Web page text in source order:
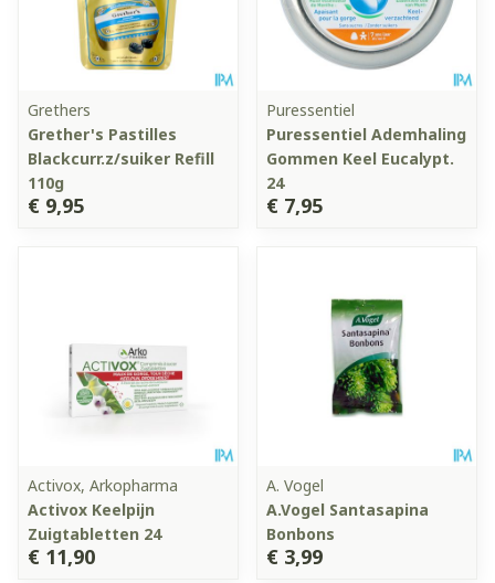
Grethers
Grether's Pastilles
Blackcurr.z/suiker Refill
110g
€ 9,95
Puressentiel
Puressentiel Ademhaling
Gommen Keel Eucalypt.
24
€ 7,95
Activox, Arkopharma
Activox Keelpijn
Zuigtabletten 24
€ 11,90
A. Vogel
A.Vogel Santasapina
Bonbons
€ 3,99